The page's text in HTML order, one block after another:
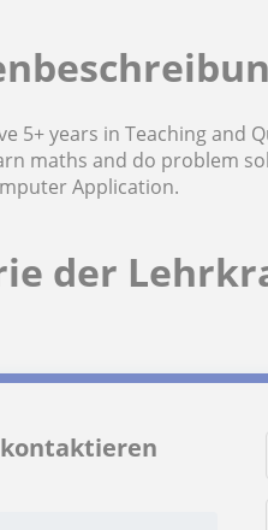
5+ years in Teaching and
maths and do problem
Application.
der
kontaktieren